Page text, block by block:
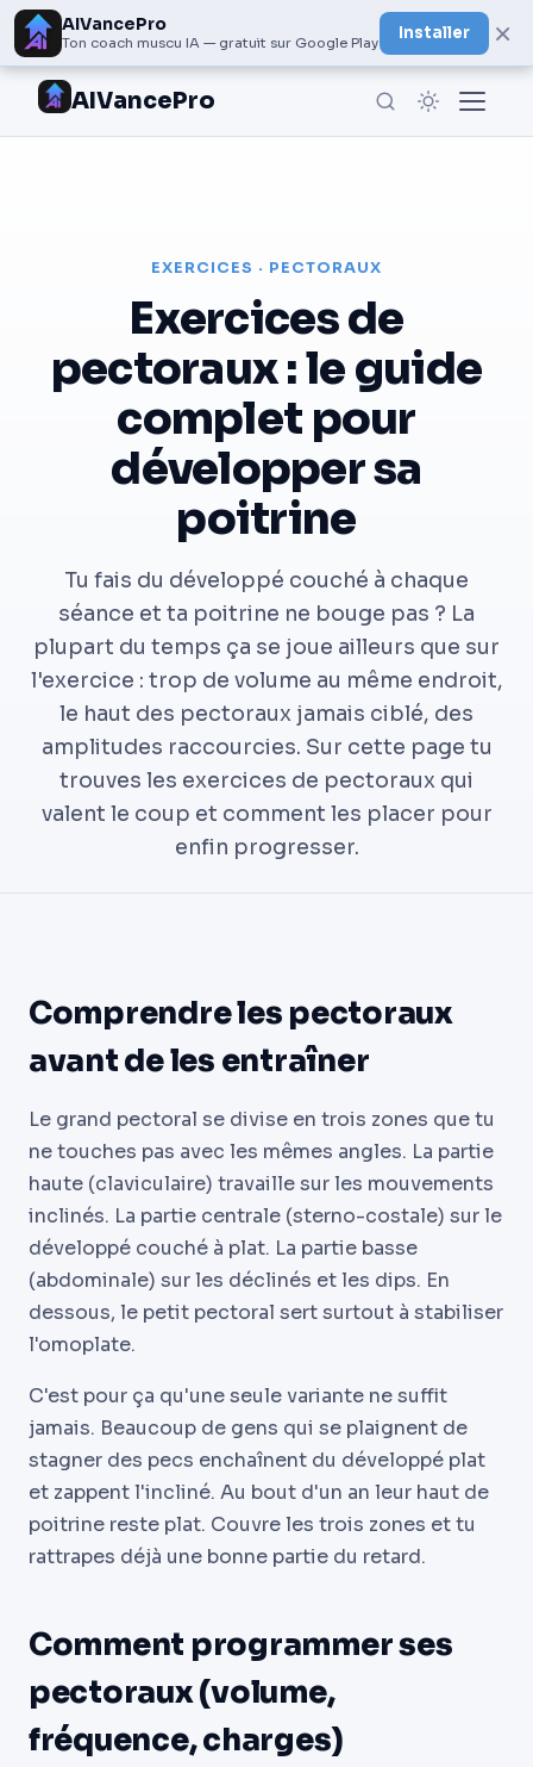
AIVancePro
Ton coach muscu IA — gratuit sur Google Play
Installer ×
AIVancePro
EXERCICES · PECTORAUX
Exercices de
pectoraux : le guide
complet pour
développer sa
poitrine
Tu fais du développé couché à chaque
séance et ta poitrine ne bouge pas ? La
plupart du temps ça se joue ailleurs que sur
l'exercice : trop de volume au même endroit,
le haut des pectoraux jamais ciblé, des
amplitudes raccourcies. Sur cette page tu
trouves les exercices de pectoraux qui
valent le coup et comment les placer pour
enfin progresser.
Comprendre les pectoraux
avant de les entraîner
Le grand pectoral se divise en trois zones que tu
ne touches pas avec les mêmes angles. La partie
haute (claviculaire) travaille sur les mouvements
inclinés. La partie centrale (sterno-costale) sur le
développé couché à plat. La partie basse
(abdominale) sur les déclinés et les dips. En
dessous, le petit pectoral sert surtout à stabiliser
l'omoplate.
C'est pour ça qu'une seule variante ne suffit
jamais. Beaucoup de gens qui se plaignent de
stagner des pecs enchaînent du développé plat
et zappent l'incliné. Au bout d'un an leur haut de
poitrine reste plat. Couvre les trois zones et tu
rattrapes déjà une bonne partie du retard.
Comment programmer ses
pectoraux (volume,
fréquence, charges)